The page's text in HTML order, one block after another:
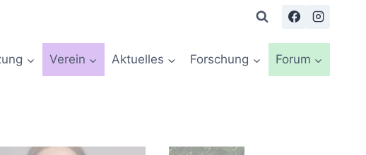
Verein Aktuelles Forschung Forum